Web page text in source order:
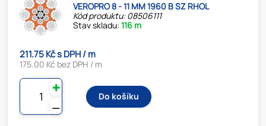
VEROPRO 8 - 11 MM 1960 B SZ RHOL
Kód produktu: 08506111
Stav skladu:116 m
211.75 Kč s DPH / m
175.00 Kč bez DPH / m
⚊
✚
Do košíku